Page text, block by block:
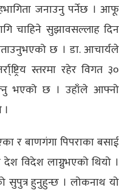
जनाउनु पर्नेछ । आफू
चाहिने सुझावसल्लाह दिन
छ । डा. आचार्यले
स्तरमा रहेर विगत ३०
भएको छ । उहाँले आफ्नो
बाणगंगा पिपराका बसाई
विदेश लाग्नुभएको थियो ।
सुपुत्र हुनुहुन्छ । लोकनाथ यो